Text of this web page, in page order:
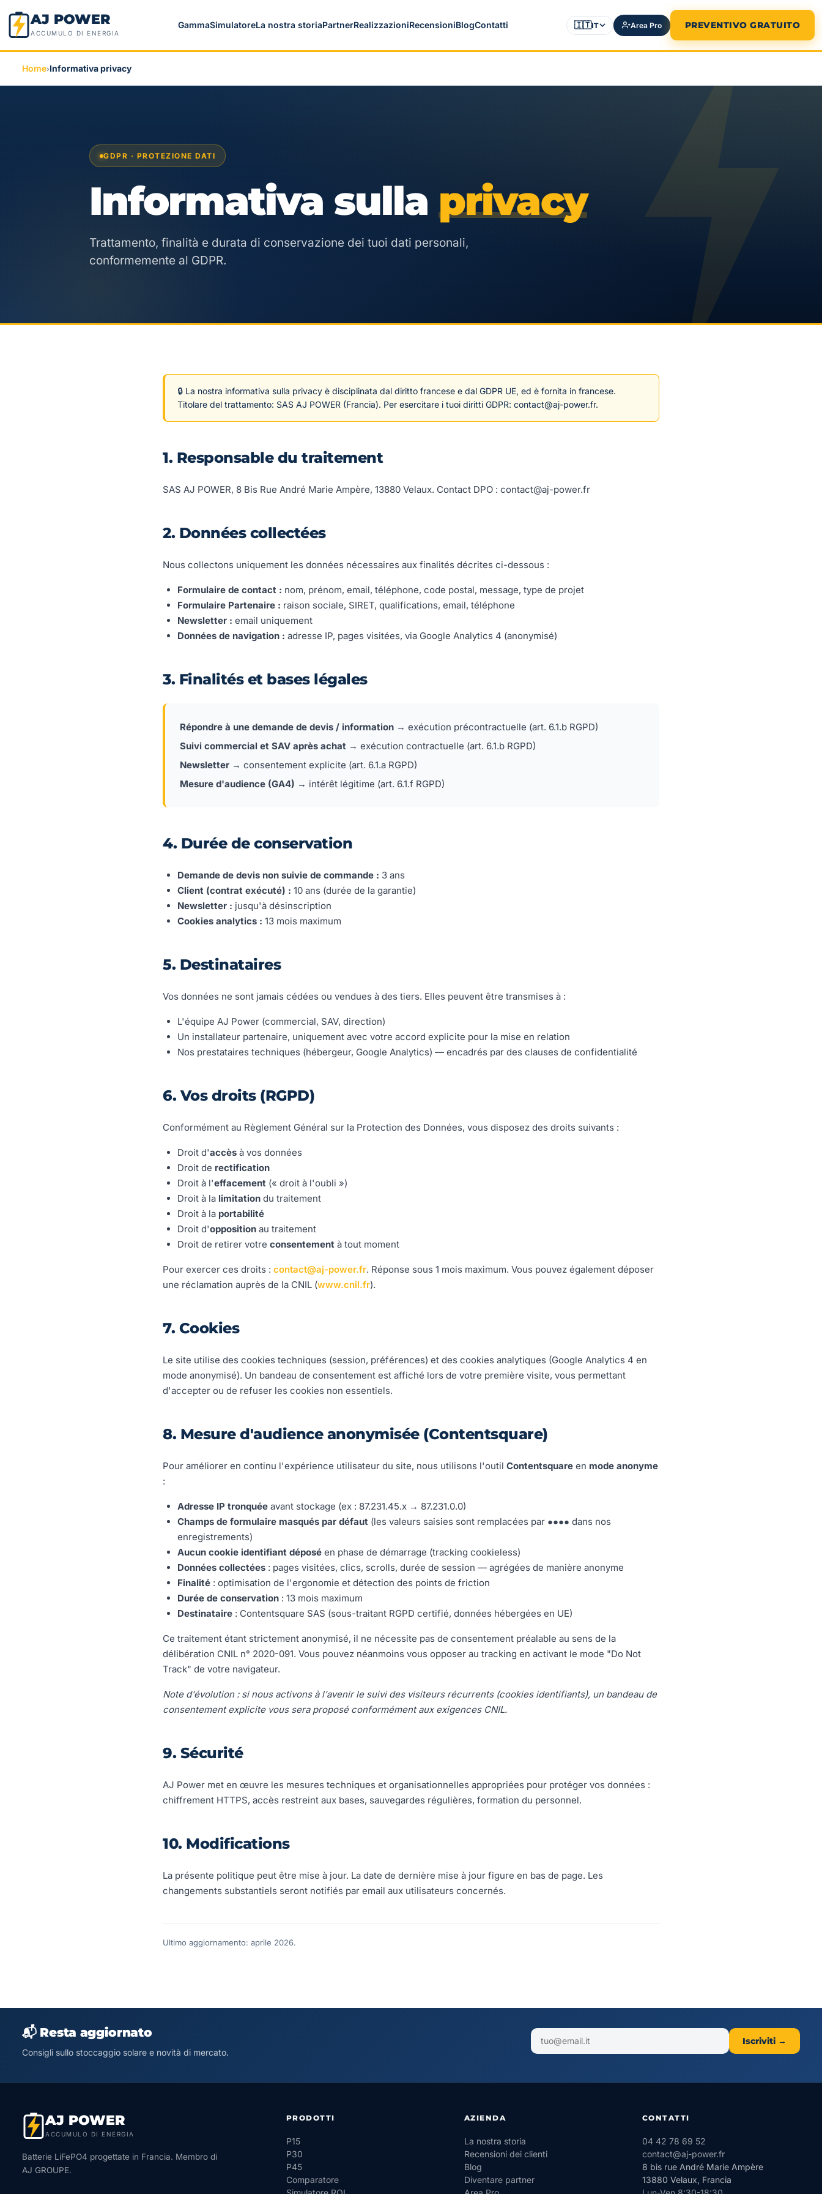
AJ POWER
ACCUMULO DI ENERGIA
GammaSimulatoreLa nostra storiaPartnerRealizzazioniRecensioniBlogContatti 🇮🇹IT Area Pro PREVENTIVO GRATUITO
Home›Informativa privacy
GDPR · PROTEZIONE DATI
Informativa sulla privacy
Trattamento, finalità e durata di conservazione dei tuoi dati personali,
conformemente al GDPR.
🔒 La nostra informativa sulla privacy è disciplinata dal diritto francese e dal GDPR UE, ed è fornita in francese.
Titolare del trattamento: SAS AJ POWER (Francia). Per esercitare i tuoi diritti GDPR: contact@aj-power.fr.
1. Responsable du traitement
SAS AJ POWER, 8 Bis Rue André Marie Ampère, 13880 Velaux. Contact DPO : contact@aj-power.fr
2. Données collectées
Nous collectons uniquement les données nécessaires aux finalités décrites ci-dessous :
Formulaire de contact : nom, prénom, email, téléphone, code postal, message, type de projet
Formulaire Partenaire : raison sociale, SIRET, qualifications, email, téléphone
Newsletter : email uniquement
Données de navigation : adresse IP, pages visitées, via Google Analytics 4 (anonymisé)
3. Finalités et bases légales
Répondre à une demande de devis / information → exécution précontractuelle (art. 6.1.b RGPD)
Suivi commercial et SAV après achat → exécution contractuelle (art. 6.1.b RGPD)
Newsletter → consentement explicite (art. 6.1.a RGPD)
Mesure d'audience (GA4) → intérêt légitime (art. 6.1.f RGPD)
4. Durée de conservation
Demande de devis non suivie de commande : 3 ans
Client (contrat exécuté) : 10 ans (durée de la garantie)
Newsletter : jusqu'à désinscription
Cookies analytics : 13 mois maximum
5. Destinataires
Vos données ne sont jamais cédées ou vendues à des tiers. Elles peuvent être transmises à :
L'équipe AJ Power (commercial, SAV, direction)
Un installateur partenaire, uniquement avec votre accord explicite pour la mise en relation
Nos prestataires techniques (hébergeur, Google Analytics) — encadrés par des clauses de confidentialité
6. Vos droits (RGPD)
Conformément au Règlement Général sur la Protection des Données, vous disposez des droits suivants :
Droit d'accès à vos données
Droit de rectification
Droit à l'effacement (« droit à l'oubli »)
Droit à la limitation du traitement
Droit à la portabilité
Droit d'opposition au traitement
Droit de retirer votre consentement à tout moment
Pour exercer ces droits : contact@aj-power.fr. Réponse sous 1 mois maximum. Vous pouvez également déposer
une réclamation auprès de la CNIL (www.cnil.fr).
7. Cookies
Le site utilise des cookies techniques (session, préférences) et des cookies analytiques (Google Analytics 4 en
mode anonymisé). Un bandeau de consentement est affiché lors de votre première visite, vous permettant
d'accepter ou de refuser les cookies non essentiels.
8. Mesure d'audience anonymisée (Contentsquare)
Pour améliorer en continu l'expérience utilisateur du site, nous utilisons l'outil Contentsquare en mode anonyme
:
Adresse IP tronquée avant stockage (ex : 87.231.45.x → 87.231.0.0)
Champs de formulaire masqués par défaut (les valeurs saisies sont remplacées par ●●●● dans nos
enregistrements)
Aucun cookie identifiant déposé en phase de démarrage (tracking cookieless)
Données collectées : pages visitées, clics, scrolls, durée de session — agrégées de manière anonyme
Finalité : optimisation de l'ergonomie et détection des points de friction
Durée de conservation : 13 mois maximum
Destinataire : Contentsquare SAS (sous-traitant RGPD certifié, données hébergées en UE)
Ce traitement étant strictement anonymisé, il ne nécessite pas de consentement préalable au sens de la
délibération CNIL n° 2020-091. Vous pouvez néanmoins vous opposer au tracking en activant le mode "Do Not
Track" de votre navigateur.
Note d'évolution : si nous activons à l'avenir le suivi des visiteurs récurrents (cookies identifiants), un bandeau de
consentement explicite vous sera proposé conformément aux exigences CNIL.
9. Sécurité
AJ Power met en œuvre les mesures techniques et organisationnelles appropriées pour protéger vos données :
chiffrement HTTPS, accès restreint aux bases, sauvegardes régulières, formation du personnel.
10. Modifications
La présente politique peut être mise à jour. La date de dernière mise à jour figure en bas de page. Les
changements substantiels seront notifiés par email aux utilisateurs concernés.
Ultimo aggiornamento: aprile 2026.
📬 Resta aggiornato
Consigli sullo stoccaggio solare e novità di mercato.
Iscriviti →
AJ POWER
ACCUMULO DI ENERGIA
Batterie LiFePO4 progettate in Francia. Membro di
AJ GROUPE.
PRODOTTI
P15
P30
P45
Comparatore
AZIENDA
La nostra storia
Recensioni dei clienti
Blog
Diventare partner
CONTATTI
04 42 78 69 52
contact@aj-power.fr
8 bis rue André Marie Ampère
13880 Velaux, Francia